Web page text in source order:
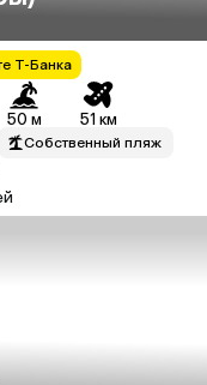
Т-Банка
50 м 51 км
Собственный пляж